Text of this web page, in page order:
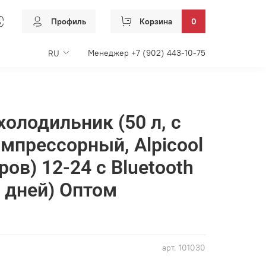
Профиль Корзина 0
RU Менеджер +7 (902) 443-10-75
арт. 101030
(50 л, с
Alpicool
12-24 с Bluetooth
дней) Оптом